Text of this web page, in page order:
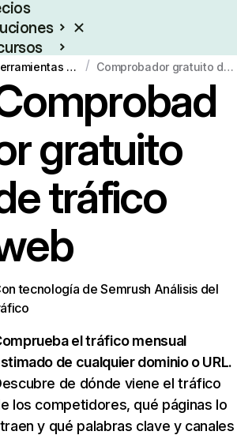
Herramientas gratuitas / Comprobador gratuito de tráfico web
gratuito
tráfico
tecnología de Semrush Análisis del
el tráfico mensual
de cualquier dominio o URL.
de dónde viene el tráfico
los competidores, qué páginas lo
y qué palabras clave y canales